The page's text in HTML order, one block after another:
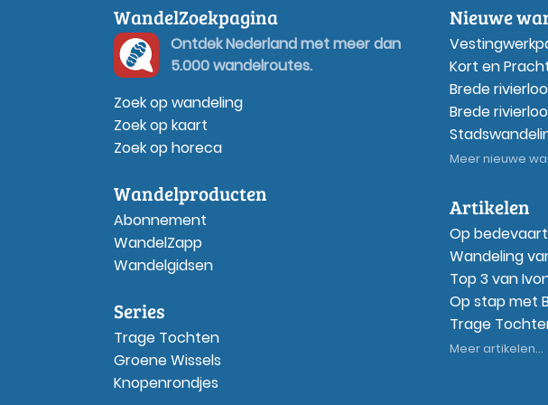
WandelZoekpagina
Ontdek Nederland met meer dan
5.000 wandelroutes.
Zoek op wandeling
Zoek op kaart
Zoek op horeca
Wandelproducten
Abonnement
WandelZapp
Wandelgidsen
Series
Trage Tochten
Groene Wissels
Knopenrondjes
Nieuwe
Kort en
Brede
Brede
Meer nieuwe
Artikelen
Op bedevaart
Wandeling
Top 3 van
Op stap met
Trage
Meer artikelen...